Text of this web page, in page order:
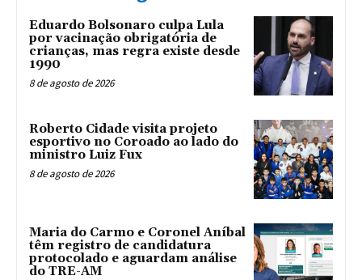
Eduardo Bolsonaro culpa Lula
por vacinação obrigatória de
crianças, mas regra existe desde
1990
8 de agosto de 2026
Roberto Cidade visita projeto
esportivo no Coroado ao lado do
ministro Luiz Fux
8 de agosto de 2026
Maria do Carmo e Coronel Aníbal
têm registro de candidatura
protocolado e aguardam análise
do TRE-AM